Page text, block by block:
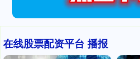
在线股票配资平台 播报